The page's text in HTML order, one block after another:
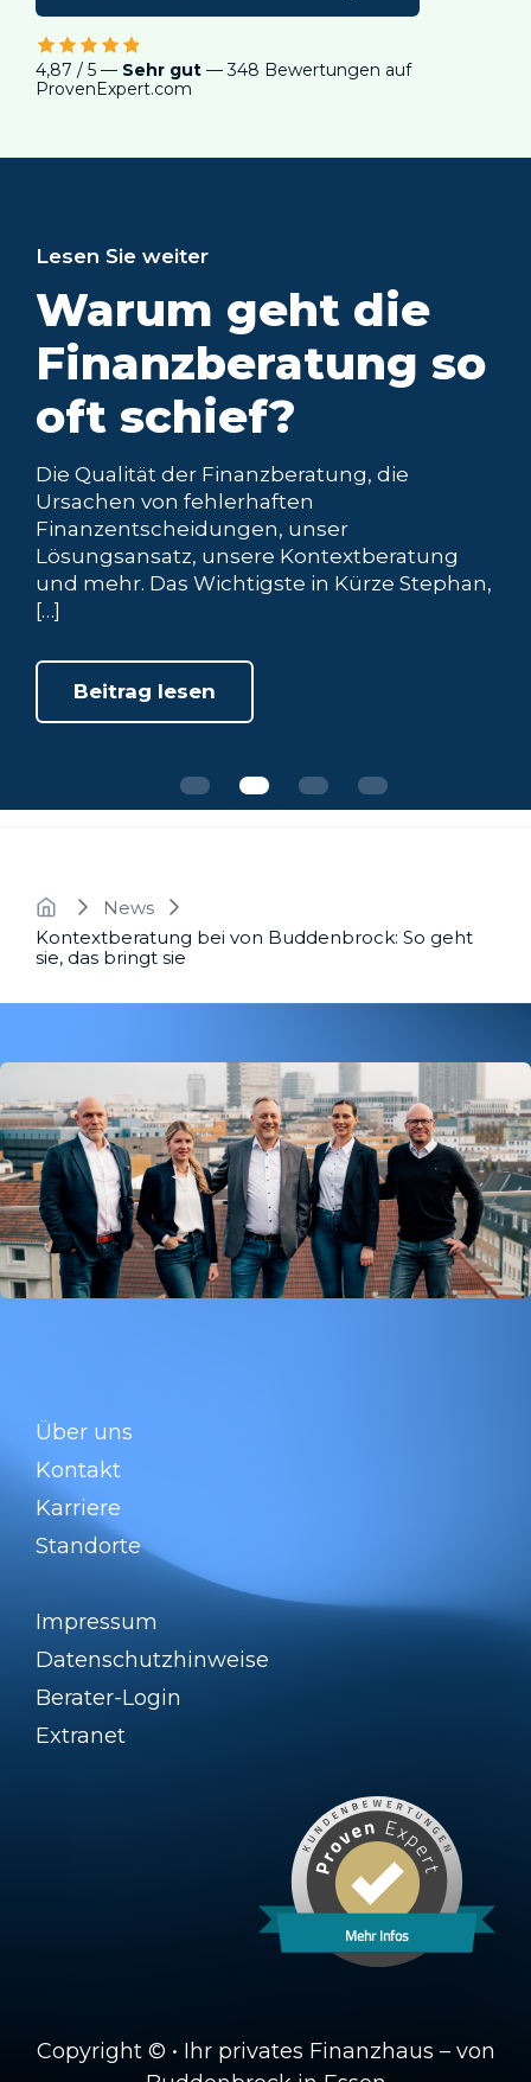
4,87 / 5 — Sehr gut — 348 Bewertungen auf
ProvenExpert.com
Lesen Sie weiter
Honorarberatung
als Alternative zur
Provisionsberatun
g?
Beratungsformen im Überblick, die
Honorarberatung, der Unterschied
zwischen Honorarvermittlern und
Honorarberatern, die Provisionsberatung
und mehr. Das Wichtigste in Kürze Die […]
Beitrag lesen
News
Kontextberatung bei von Buddenbrock: So geht
sie, das bringt sie
Über uns
Kontakt
Karriere
Standorte
Impressum
Datenschutzhinweise
Berater-Login
Extranet
Mehr Infos
Copyright © • Ihr privates Finanzhaus – von